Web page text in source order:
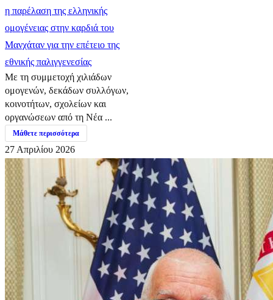
η παρέλαση της ελληνικής
ομογένειας στην καρδιά του
Μανχάταν για την επέτειο της
εθνικής παλιγγενεσίας
Με τη συμμετοχή χιλιάδων
ομογενών, δεκάδων συλλόγων,
κοινοτήτων, σχολείων και
οργανώσεων από τη Νέα ...
Μάθετε περισσότερα
27 Απριλίου 2026